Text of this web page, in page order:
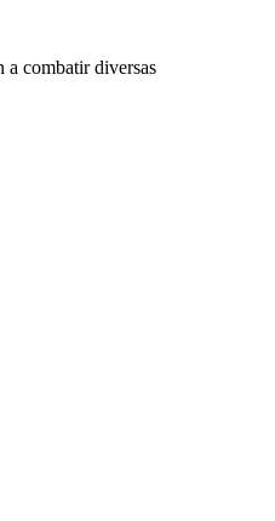
a combatir diversas